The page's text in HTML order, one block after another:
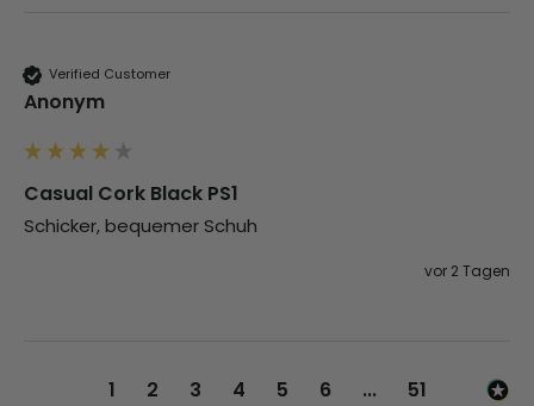
Verified Customer
Anonym
Casual Cork Black PS1
Schicker, bequemer Schuh
vor 2 Tagen
1 2 3 4 5 6 ... 51